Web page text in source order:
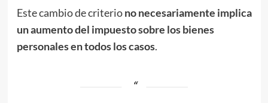
Este cambio de criteriono necesariamente implica
un aumento del impuesto sobre los bienes
personales en todos los casos.